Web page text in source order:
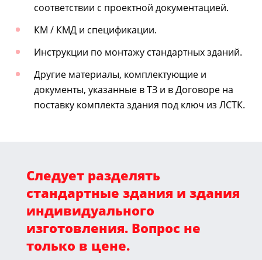
соответствии с проектной документацией.
КМ / КМД и спецификации.
Инструкции по монтажу стандартных зданий.
Другие материалы, комплектующие и
документы, указанные в ТЗ и в Договоре на
поставку комплекта здания под ключ из ЛСТК.
Следует разделять
стандартные здания и здания
индивидуального
изготовления. Вопрос не
только в цене.